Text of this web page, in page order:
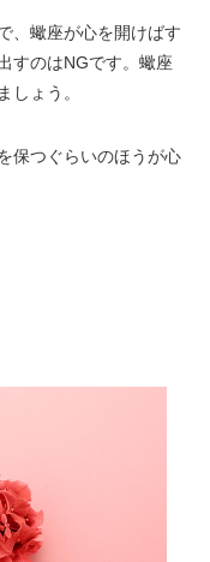
、蠍座が心を開けばす
すのはNGです。蠍座
しょう。
保つぐらいのほうが心